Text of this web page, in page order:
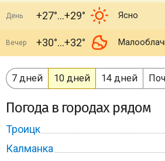
День +27° +29° Ясно
Вечер +30° +32°
7 дней 10 дней 14 дней
Погода в городах рядом
Троицк
Калманка